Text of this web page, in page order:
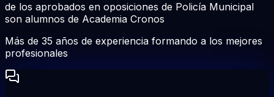
de los aprobados en oposiciones de Policía Municipal
son alumnos de Academia Cronos
Más de 35 años de experiencia formando a los mejores
profesionales